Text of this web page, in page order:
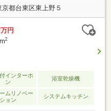
京都台東区東上野５
万円
2
インターホ
ン
浴室乾燥機
ムリノベー
ション
システムキッチン